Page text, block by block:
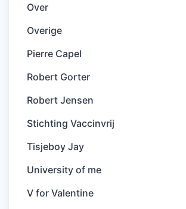
Over
Overige
Pierre Capel
Robert Gorter
Robert Jensen
Stichting Vaccinvrij
Tisjeboy Jay
University of me
V for Valentine